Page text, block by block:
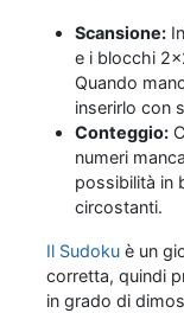
Scansione:
e i blocchi
Quando
inserirlo con
Conteggio:
numeri
possibilità in
circostanti.
Il Sudoku è un
corretta, quindi
in grado di